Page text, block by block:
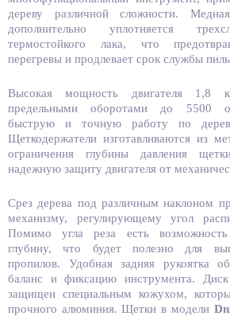
дереву различной сложности.
дополнительно уплотняется
термостойкого лака, что
перегревы и продлевает срок службы
Высокая мощность двигателя 1,8
предельными оборотами до 5500
быструю и точную работу по
Щеткодержатели изготавливаются из
ограничения глубины давления
надежную защиту двигателя от
Срез дерева под различным наклоном
механизму, регулирующему угол
Помимо угла реза есть возможность
глубину, что будет полезно для
пропилов. Удобная задняя рукоятка
баланс и фиксацию инструмента.
защищен специальным кожухом,
прочного алюминия. Щетки в модели